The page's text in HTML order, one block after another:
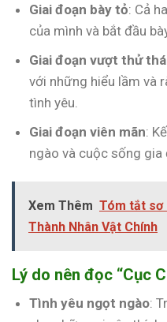
Giai đoạn bày tỏ: Cả
của mình và bắt đầu
Giai đoạn vượt thử
với những hiểu lầm và
tình yêu.
Giai đoạn viên mãn:
ngào và cuộc sống gia
Xem Thêm Tóm tắt sơ
Thành Nhân Vật Chính
Lý do nên đọc “Cục
Tình yêu ngọt ngào: